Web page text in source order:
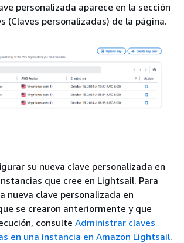
personalizada aparece en la sección
(Claves personalizadas) de la página.
su nueva clave personalizada en
que cree en Lightsail. Para
nueva clave personalizada en
se crearon anteriormente y que
consulte Administrar claves
en una instancia en Amazon Lightsail.